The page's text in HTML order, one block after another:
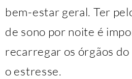
bem-estar geral. Ter
de sono por noite é
recarregar os órgãos
o estresse.